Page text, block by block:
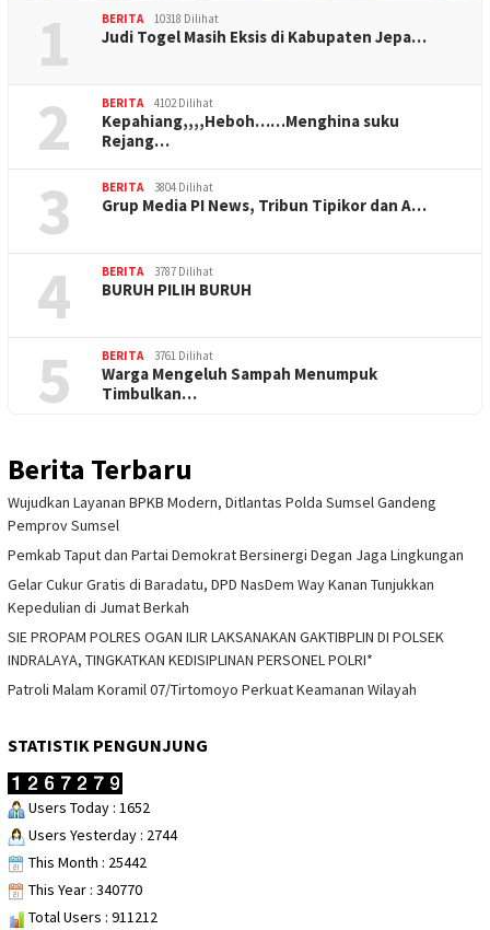
1 BERITA 10318 Dilihat
Judi Togel Masih Eksis di Kabupaten Jepa…
2 BERITA 4102 Dilihat
Kepahiang,,,,Heboh……Menghina suku
Rejang…
3 BERITA 3804 Dilihat
Grup Media PI News, Tribun Tipikor dan A…
4 BERITA 3787 Dilihat
BURUH PILIH BURUH
5 BERITA 3761 Dilihat
Warga Mengeluh Sampah Menumpuk
Timbulkan…
Berita Terbaru
Wujudkan Layanan BPKB Modern, Ditlantas Polda Sumsel Gandeng
Pemprov Sumsel
Pemkab Taput dan Partai Demokrat Bersinergi Degan Jaga Lingkungan
Gelar Cukur Gratis di Baradatu, DPD NasDem Way Kanan Tunjukkan
Kepedulian di Jumat Berkah
SIE PROPAM POLRES OGAN ILIR LAKSANAKAN GAKTIBPLIN DI POLSEK
INDRALAYA, TINGKATKAN KEDISIPLINAN PERSONEL POLRI*
Patroli Malam Koramil 07/Tirtomoyo Perkuat Keamanan Wilayah
STATISTIK PENGUNJUNG
Users Today : 1652
Users Yesterday : 2744
This Month : 25442
This Year : 340770
Total Users : 911212